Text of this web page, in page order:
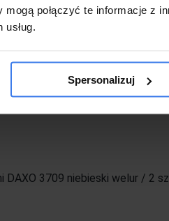
połączyć te informacje z
Spersonalizuj
DAKAR 3713 niebieski welur / 2
DAXO 3709 niebieski welur / 2